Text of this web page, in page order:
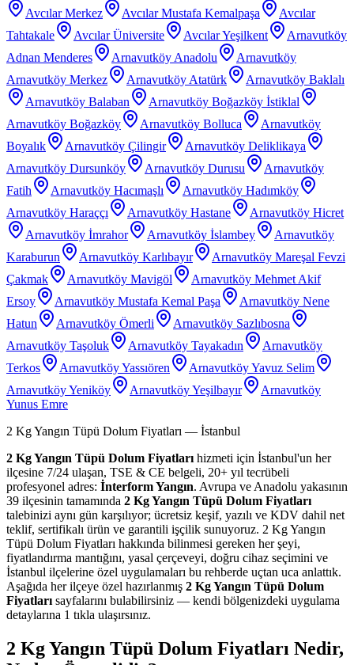
Avcılar Merkez Avcılar Mustafa Kemalpaşa
Avcılar
Tahtakale
Avcılar Üniversite Avcılar Yeşilkent
Arnavutköy
Adnan Menderes
Arnavutköy Anadolu
Arnavutköy
Arnavutköy Merkez
Arnavutköy Atatürk
Arnavutköy Baklalı
Arnavutköy Balaban
Arnavutköy Boğazköy İstiklal
Arnavutköy Boğazköy
Arnavutköy Bolluca
Arnavutköy
Boyalık
Arnavutköy Çilingir
Arnavutköy Deliklikaya
Arnavutköy Dursunköy
Arnavutköy Durusu
Arnavutköy
Fatih
Arnavutköy Hacımaşlı
Arnavutköy Hadımköy
Arnavutköy Haraççı
Arnavutköy Hastane
Arnavutköy Hicret
Arnavutköy İmrahor
Arnavutköy İslambey
Arnavutköy
Karaburun
Arnavutköy Karlıbayır
Arnavutköy Mareşal Fevzi
Çakmak
Arnavutköy Mavigöl
Arnavutköy Mehmet Akif
Ersoy
Arnavutköy Mustafa Kemal Paşa
Arnavutköy Nene
Hatun
Arnavutköy Ömerli
Arnavutköy Sazlıbosna
Arnavutköy Taşoluk
Arnavutköy Tayakadın
Arnavutköy
Terkos
Arnavutköy Yassıören
Arnavutköy Yavuz Selim
Arnavutköy Yeniköy
Arnavutköy Yeşilbayır
Arnavutköy
Yunus Emre
2 Kg Yangın Tüpü Dolum Fiyatları — İstanbul
2 Kg Yangın Tüpü Dolum Fiyatlarıhizmeti için İstanbul'un her
ilçesine 7/24 ulaşan, TSE & CE belgeli, 20+ yıl tecrübeli
profesyonel adres: İnterform Yangın. Avrupa ve Anadolu yakasının
39 ilçesinin tamamında 2 Kg Yangın Tüpü Dolum Fiyatları
talebinizi aynı gün karşılıyor; ücretsiz keşif, yazılı ve KDV dahil net
teklif, sertifikalı ürün ve garantili işçilik sunuyoruz. 2 Kg Yangın
Tüpü Dolum Fiyatları hakkında bilinmesi gereken her şeyi,
fiyatlandırma mantığını, yasal çerçeveyi, doğru cihaz seçimini ve
İstanbul ilçelerine özel uygulamaları bu rehberde uçtan uca anlattık.
Aşağıda her ilçeye özel hazırlanmış 2 Kg Yangın Tüpü Dolum
Fiyatlarısayfalarını bulabilirsiniz — kendi bölgenizdeki uygulama
detaylarına 1 tıkla ulaşırsınız.
2 Kg Yangın Tüpü Dolum Fiyatları Nedir,